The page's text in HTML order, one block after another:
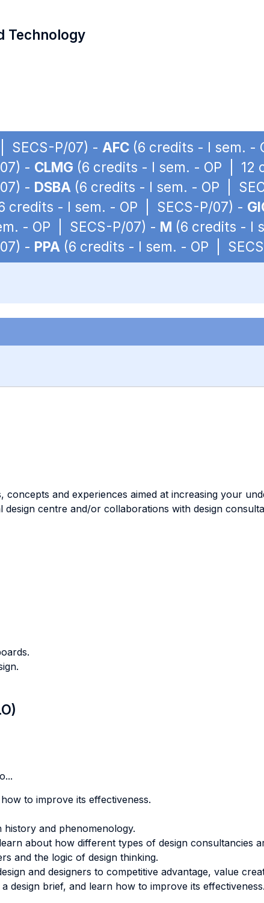
Technology
SECS-P/07) - AFC (6 credits - I sem. -
- CLMG (6 credits - I sem. - OP | 12
- DSBA (6 credits - I sem. - OP |
credits - I sem. - OP | SECS-P/07) -
- OP | SECS-P/07) - M (6 credits - I
- PPA (6 credits - I sem. - OP |
and experiences aimed at increasing your
centre and/or collaborations with design
to improve its effectiveness.
and phenomenology.
about how different types of design consultancies
and the logic of design thinking.
and designers to competitive advantage, value
design brief, and learn how to improve its effectiveness.